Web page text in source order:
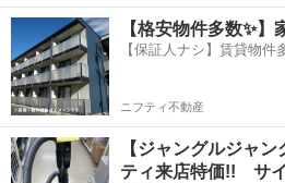
量約0.5kgと非常に軽量で、片手でも楽に
ック・ハンディの2WAY仕様で、家具の下
躍します。 【主な特徴...
滋賀 栗東市 手原駅 生活家電
【格安物件多数✨
【保証人ナシ】賃貸物件
ニフティ不動産
【ジャングルジャ
ティ来店特価!! サ